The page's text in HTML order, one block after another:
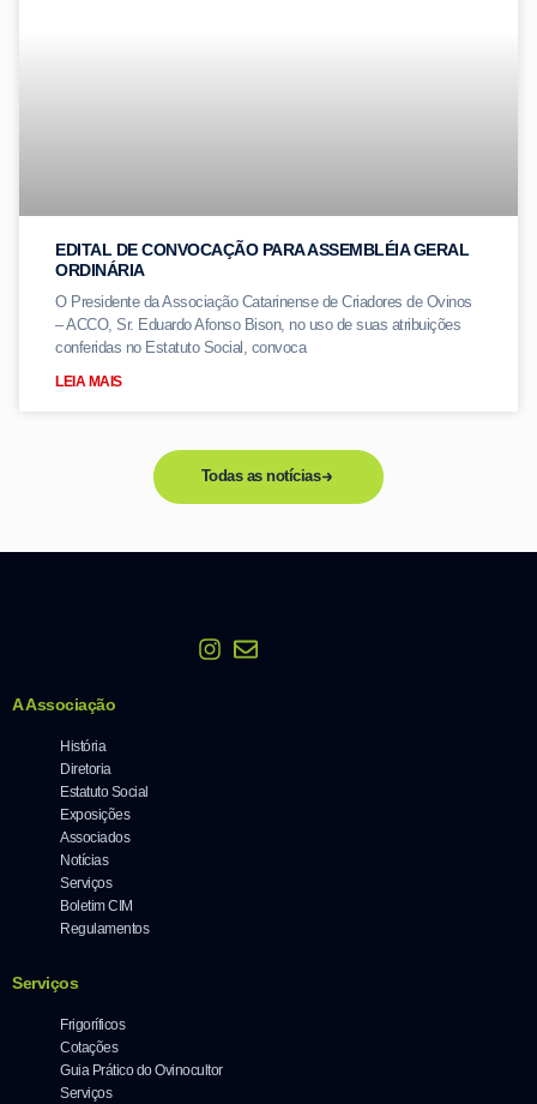
EDITAL DE CONVOCAÇÃO PARA ASSEMBLÉIA GERAL
ORDINÁRIA
O Presidente da Associação Catarinense de Criadores de Ovinos
– ACCO, Sr. Eduardo Afonso Bison, no uso de suas atribuições
conferidas no Estatuto Social, convoca
LEIA MAIS
Todas as notícias
A Associação
História
Diretoria
Estatuto Social
Exposições
Associados
Notícias
Serviços
Boletim CIM
Regulamentos
Serviços
Frigoríficos
Cotações
Guia Prático do Ovinocultor
Serviços